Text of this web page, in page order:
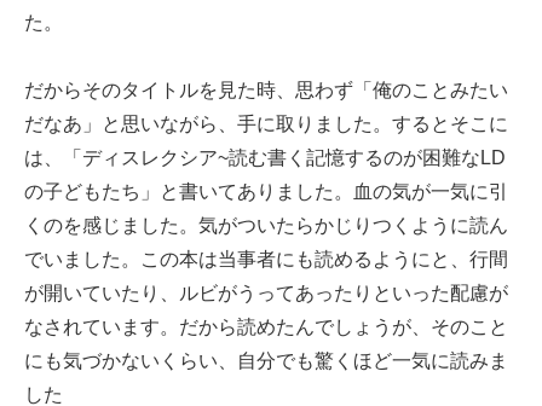
た。
だからそのタイトルを見た時、思わず「俺のことみたい
だなあ」と思いながら、手に取りました。するとそこに
は、「ディスレクシア~読む書く記憶するのが困難なLD
の子どもたち」と書いてありました。血の気が一気に引
くのを感じました。気がついたらかじりつくように読ん
でいました。この本は当事者にも読めるようにと、行間
が開いていたり、ルビがうってあったりといった配慮が
なされています。だから読めたんでしょうが、そのこと
にも気づかないくらい、自分でも驚くほど一気に読みま
した